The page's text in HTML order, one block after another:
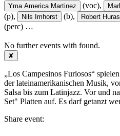
Yma America Martinez (voc),
(p), Nils Imhorst (b), Robert
(perc) …
No further events with found.
✘
„Los Campesinos Furiosos“
der lateinamerikanischen Musik,
Salsa bis zum Latinjazz. Vor und
Set" Platten auf. Es darf getanzt
Share event: